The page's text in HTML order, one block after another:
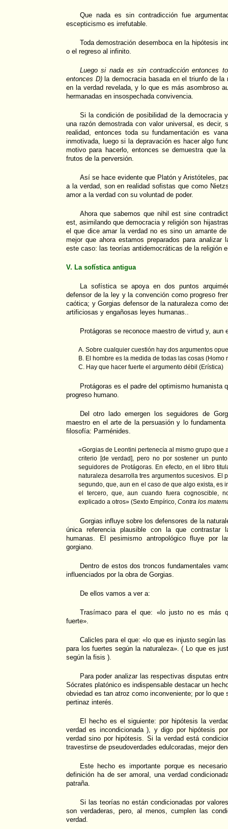
Que nada es sin contradicción fue
escepticismo es irrefutable.
Toda demostración desemboca en la hipótesis
o el regreso al infinito.
Luego si nada es sin contradicción entonces
entonces D)la democracia basada en el triunfo de la
en la verdad revelada, y lo que es más asombroso
hermanadas en insospechada convivencia.
Si la condición de posibilidad de la democracia
una razón demostrada con valor universal, es decir,
realidad, entonces toda su fundamentación es
inmotivada, luego si la depravación es hacer algo
motivo para hacerlo, entonces se demuestra que
frutos de la perversión.
Así se hace evidente que Platón y Aristóteles,
a la verdad, son en realidad sofistas que como
amor a la verdad con su voluntad de poder.
Ahora que sabemos que nihil est sine
est, asimilando que democracia y religión son
el que dice amar la verdad no es sino un amante
mejor que ahora estamos preparados para
este caso: las teorías antidemocráticas de la religión
V. La sofística antigua
La sofística se apoya en dos puntos
defensor de la ley y la convención como progreso
caótica; y Gorgias defensor de la naturaleza como
artificiosas y engañosas leyes humanas..
Protágoras se reconoce maestro de virtud y, aun
A. Sobre cualquier cuestión hay dos argumentos
B. El hombre es la medida de todas las cosas (Homo
C. Hay que hacer fuerte el argumento débil (Erística)
Protágoras es el padre del optimismo humanista
progreso humano.
Del otro lado emergen los seguidores de
maestro en el arte de la persuasión y lo
filosofía: Parménides.
«Gorgias de Leontini pertenecía al mismo grupo que
criterio [de verdad], pero no por sostener un
seguidores de Protágoras. En efecto, en el libro
naturaleza desarrolla tres argumentos sucesivos. El
segundo, que, aun en el caso de que algo exista, es
el tercero, que, aun cuando fuera cognoscible,
explicado a otros» (Sexto Empírico, Contra los
Gorgias influye sobre los defensores de la
única referencia plausible con la que contrastar
humanas. El pesimismo antropológico fluye por
gorgiano.
Dentro de estos dos troncos fundamentales
influenciados por la obra de Gorgias.
De ellos vamos a ver a:
Trasímaco para el que: «lo justo no es más
fuerte».
Calicles para el que: «lo que es injusto según
para los fuertes según la naturaleza». ( Lo que es
según la fisis ).
Para poder analizar las respectivas disputas
Sócrates platónico es indispensable destacar un
obviedad es tan atroz como inconveniente; por lo que
pertinaz interés.
El hecho es el siguiente: por hipótesis la
verdad es incondicionada ), y digo por hipótesis
verdad sino por hipótesis. Si la verdad está
travestirse de pseudoverdades edulcoradas, mejor
Este hecho es importante porque es
definición ha de ser amoral, una verdad
patraña.
Si las teorías no están condicionadas por
son verdaderas, pero, al menos, cumplen las
verdad.